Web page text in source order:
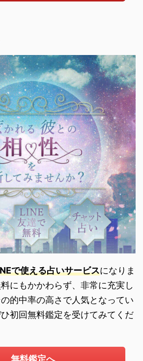
で使える占いサービスになりま
にもかかわらず、非常に充実し
的中率の高さで人気となってい
初回無料鑑定を受けてみてくだ
無料鑑定へ